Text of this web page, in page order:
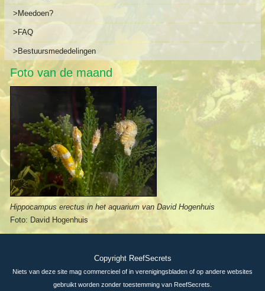
>Meedoen?
>FAQ
>Bestuursmededelingen
Foto van de maand
Hippocampus erectus in het aquarium van David Hogenhuis
Foto: David Hogenhuis
Copyright ReefSecrets
Niets van deze site mag commercieel of in verenigingsbladen of op andere websites
gebruikt worden zonder toestemming van ReefSecrets.